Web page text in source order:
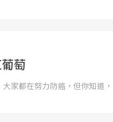
萄
家都在努力防癌，但你知道，